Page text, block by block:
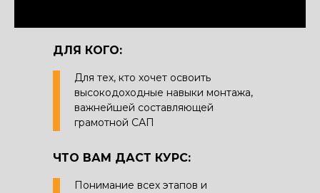
ДЛЯ КОГО:
Для тех, кто хочет освоить
высокодоходные навыки монтажа,
важнейшей составляющей
грамотной САП
ЧТО ВАМ ДАСТ КУРС:
Понимание всех этапов и